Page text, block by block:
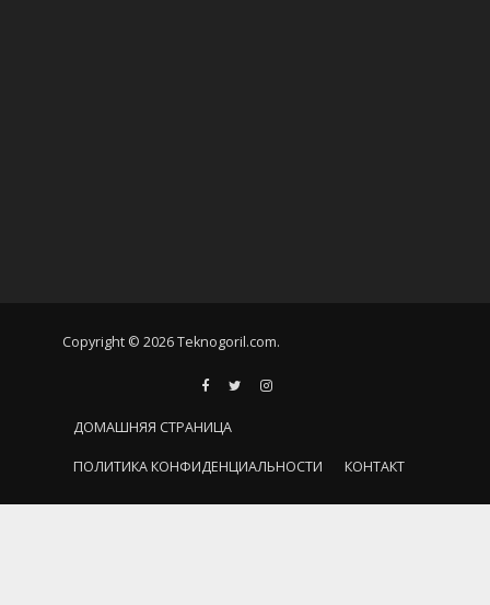
Copyright © 2026 Teknogoril.com.
ДОМАШНЯЯ СТРАНИЦА
ПОЛИТИКА КОНФИДЕНЦИАЛЬНОСТИ КОНТАКТ